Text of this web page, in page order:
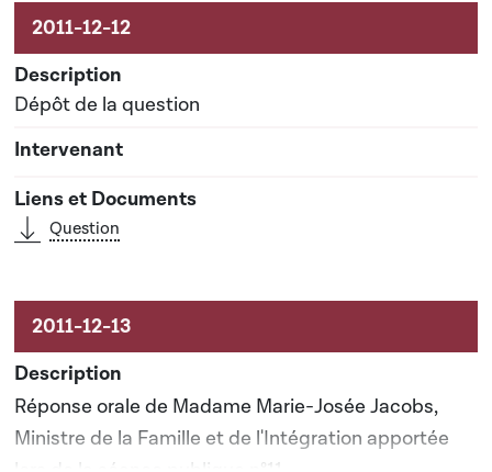
Activités sur le dossier
Dépôt de la question
Question
Réponse orale de Madame Marie-Josée Jacobs,
Ministre de la Famille et de l'Intégration apportée